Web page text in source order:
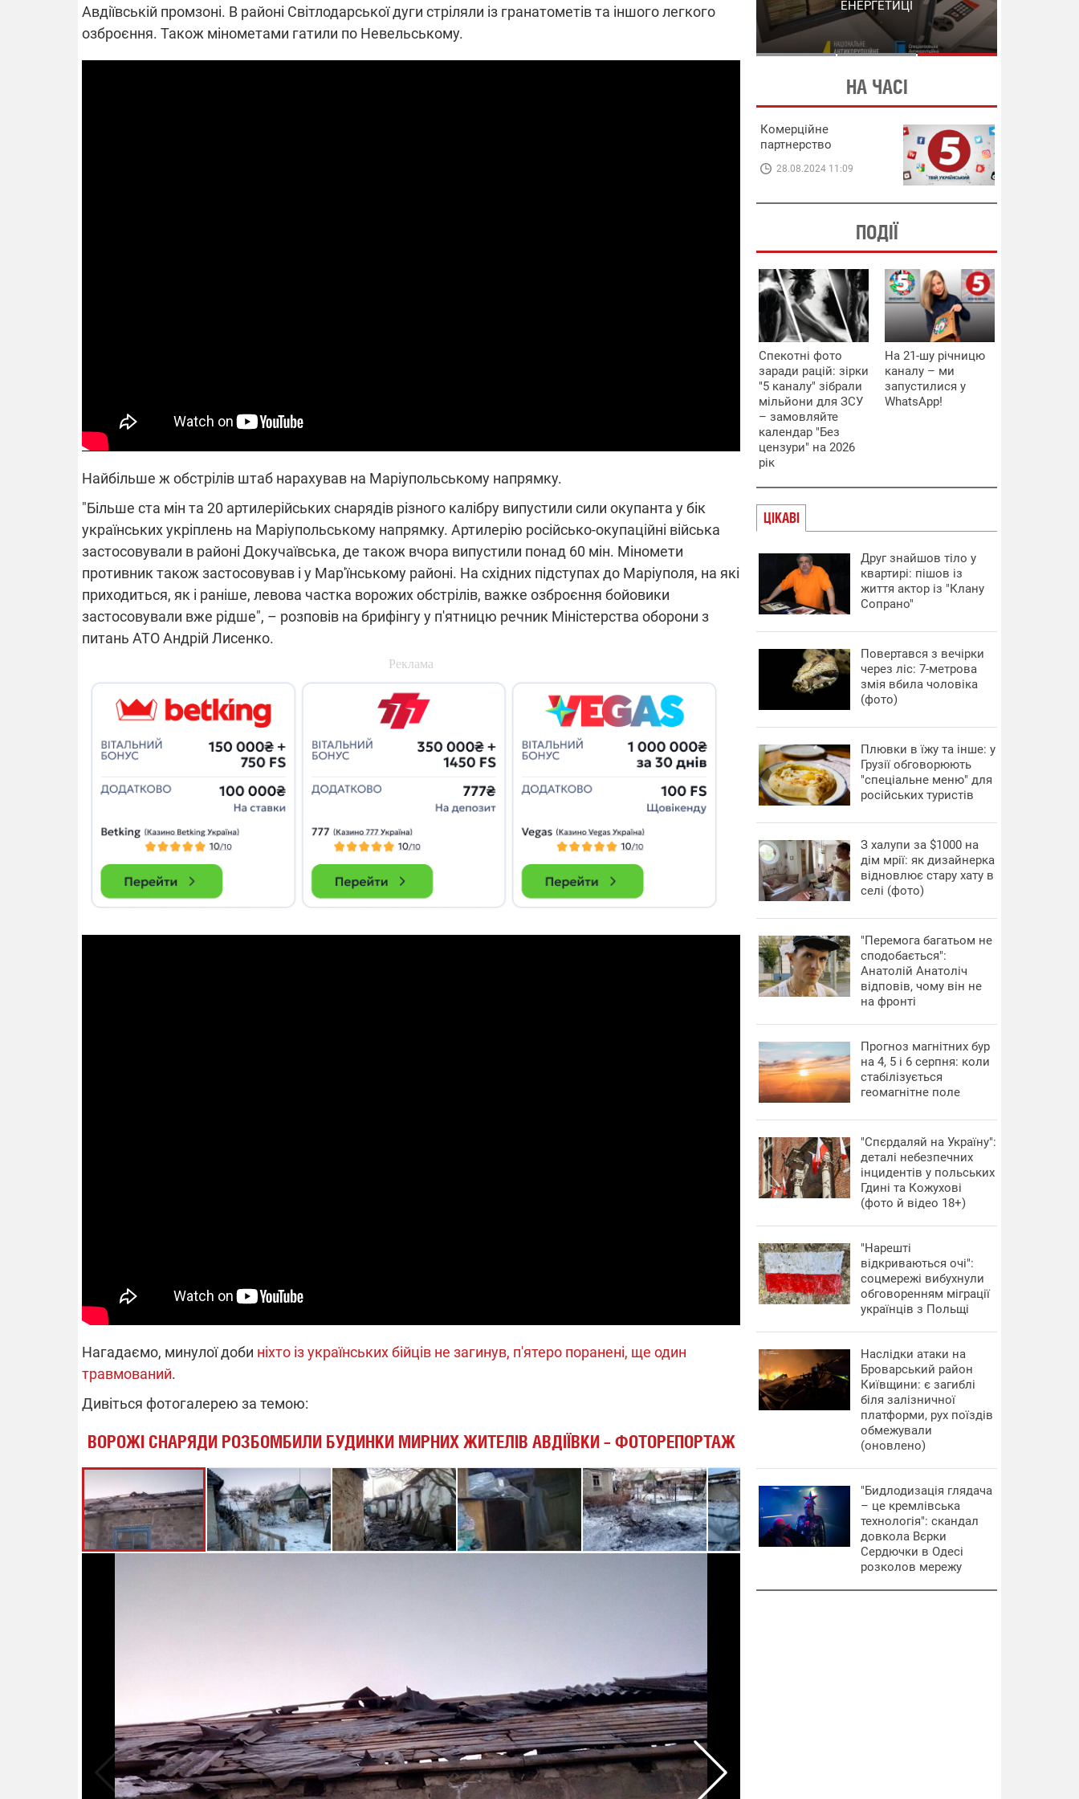
Авдіївській промзоні. В районі Світлодарської дуги стріляли із гранатометів та іншого легкого
озброєння. Також мінометами гатили по Невельському.
Найбільше ж обстрілів штаб нарахував на Маріупольському напрямку.
"Більше ста мін та 20 артилерійських снарядів різного калібру випустили сили окупанта у бік
українських укріплень на Маріупольському напрямку. Артилерію російсько-окупаційні війська
застосовували в районі Докучаївська, де також вчора випустили понад 60 мін. Міномети
противник також застосовував і у Мар'їнському районі. На східних підступах до Маріуполя, на які
приходиться, як і раніше, левова частка ворожих обстрілів, важке озброєння бойовики
застосовували вже рідше", – розповів на брифінгу у п'ятницю речник Міністерства оборони з
питань АТО Андрій Лисенко.
Нагадаємо, минулої доби ніхто із українських бійців не загинув, п'ятеро поранені, ще один
травмований.
Дивіться фотогалерею за темою:
ВОРОЖІ СНАРЯДИ РОЗБОМБИЛИ БУДИНКИ МИРНИХ ЖИТЕЛІВ АВДІЇВКИ – ФОТОРЕПОРТАЖ
СХЕМИ В ЕНЕРГЕТИЦІ
ЕНЕРГЕТИЦІ
НА ЧАСІ
Комерційне
партнерство
28.08.2024 11:09
ПОДІЇ
Спекотні фото
заради рацій: зірки
"5 каналу" зібрали
мільйони для ЗСУ
– замовляйте
календар "Без
цензури" на 2026
рік
На 21-шу річницю
каналу – ми
запустилися у
WhatsApp!
ЦІКАВІ
Друг знайшов тіло у
квартирі: пішов із
життя актор із "Клану
Сопрано"
Повертався з вечірки
через ліс: 7-метрова
змія вбила чоловіка
(фото)
Плювки в їжу та інше: у
Грузії обговорюють
"спеціальне меню" для
російських туристів
З халупи за $1000 на
дім мрії: як дизайнерка
відновлює стару хату в
селі (фото)
"Перемога багатьом не
сподобається":
Анатолій Анатоліч
відповів, чому він не
на фронті
Прогноз магнітних бур
на 4, 5 і 6 серпня: коли
стабілізується
геомагнітне поле
"Спєрдаляй на Україну":
деталі небезпечних
інцидентів у польських
Гдині та Кожухові
(фото й відео 18+)
"Нарешті
відкриваються очі":
соцмережі вибухнули
обговоренням міграції
українців з Польщі
Наслідки атаки на
Броварський район
Київщини: є загиблі
біля залізничної
платформи, рух поїздів
обмежували
(оновлено)
"Бидлодизація глядача
– це кремлівська
технологія": скандал
довкола Вєрки
Сердючки в Одесі
розколов мережу